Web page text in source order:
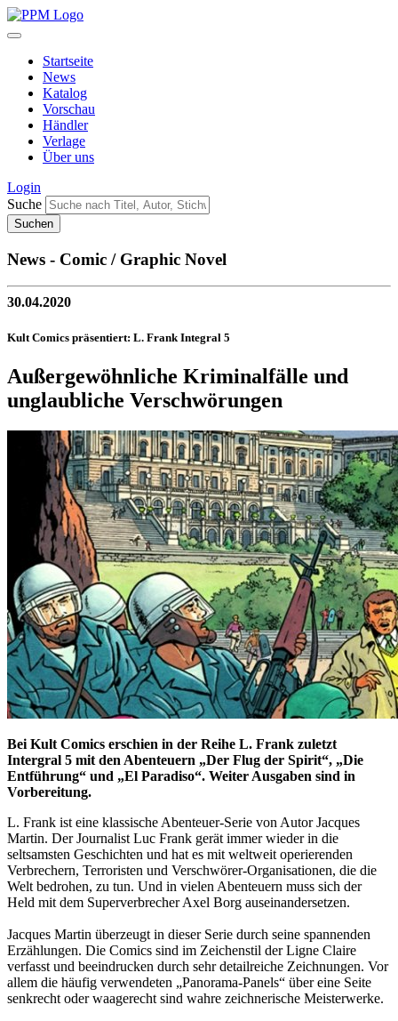
Startseite
News
Katalog
Vorschau
Händler
Verlage
Über uns
Login
Suche
News - Comic / Graphic Novel
30.04.2020
Kult Comics präsentiert: L. Frank Integral 5
Außergewöhnliche Kriminalfälle und
unglaubliche Verschwörungen
Bei Kult Comics erschien in der Reihe L. Frank zuletzt
Intergral 5 mit den Abenteuern „Der Flug der Spirit“, „Die
Entführung“ und „El Paradiso“. Weiter Ausgaben sind in
Vorbereitung.
L. Frank ist eine klassische Abenteuer-Serie von Autor Jacques
Martin. Der Journalist Luc Frank gerät immer wieder in die
seltsamsten Geschichten und hat es mit weltweit operierenden
Verbrechern, Terroristen und Verschwörer-Organisationen, die die
Welt bedrohen, zu tun. Und in vielen Abenteuern muss sich der
Held mit dem Superverbrecher Axel Borg auseinandersetzen.
Jacques Martin überzeugt in dieser Serie durch seine spannenden
Erzählungen. Die Comics sind im Zeichenstil der Ligne Claire
verfasst und beeindrucken durch sehr detailreiche Zeichnungen. Vor
allem die häufig verwendeten „Panorama-Panels“ über eine Seite
senkrecht oder waagerecht sind wahre zeichnerische Meisterwerke.